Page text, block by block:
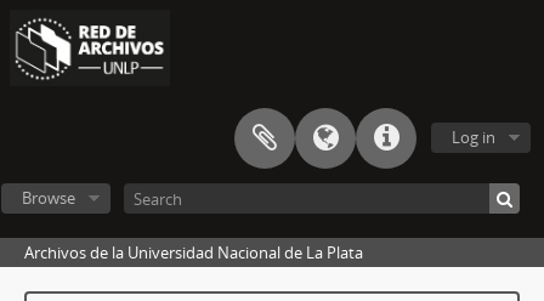
Log in
Browse
Archivos de la Universidad Nacional de La Plata